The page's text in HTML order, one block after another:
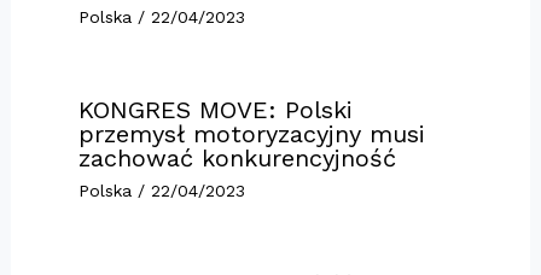
Polska / 22/04/2023
KONGRES MOVE: Polski
przemysł motoryzacyjny musi
zachować konkurencyjność
Polska / 22/04/2023